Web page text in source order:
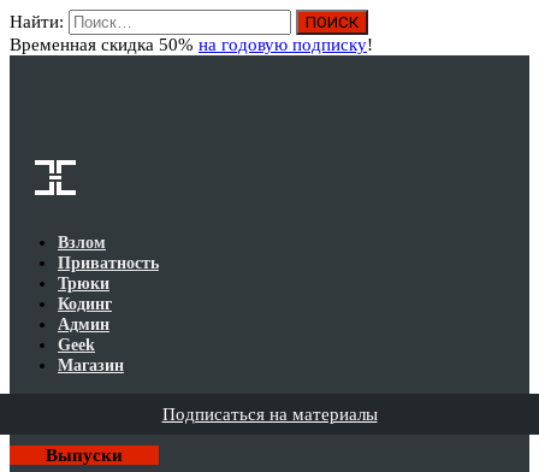
Найти:
Временная скидка 50% на годовую подписку!
Взлом
Приватность
Трюки
Кодинг
Админ
Geek
Магазин
Подписаться на материалы
Выпуски